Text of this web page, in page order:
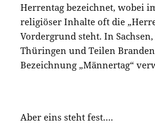
Herrentag bezeichnet, wobei
religiöser Inhalte oft die
Vordergrund steht. In
Thüringen und Teilen
Bezeichnung „Männertag“
Aber eins steht fest….